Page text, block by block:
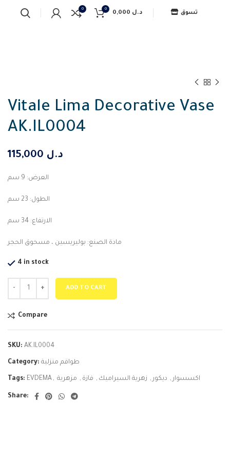
0 0
د.ل تسوق
Vitale Lima Decorative Vase
AK.IL0004
د.ل
العرض: 9 سم
الطول: 23 سم
الارتفاع: 34 سم
مادة الصنع: بوليريسين ، مسحوق الحجر
4 in stock
ADD TO CART
Compare
SKU: AK.IL0004
Category: طواقم منزلية
Tags: EVDEMA , اكسسوار , ديكور , زهرية السيراميك , فازة , مزهرية
Share: